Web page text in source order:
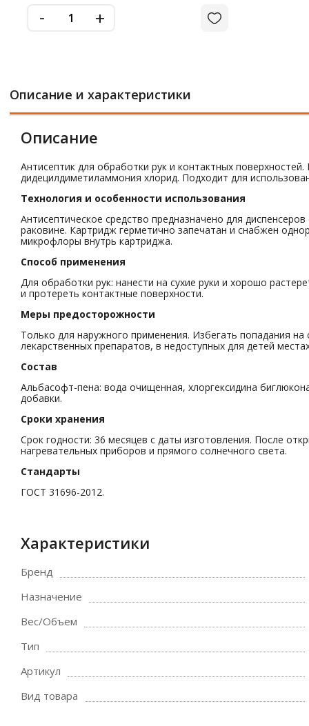
- +
Описание и характеристики
Описание
Антисептик для обработки рук и контактных
дидецилдиметиламмония хлорид. Подходит для
Технология и особенности использования
Антисептическое средство предназначено для
раковине. Картридж герметично запечатан и снабжен
микрофлоры внутрь картриджа.
Способ применения
Для обработки рук: нанести на сухие руки и хорошо
и протереть контактные поверхности.
Меры предосторожности
Только для наружного применения. Избегать попадания
лекарственных препаратов, в недоступных для детей
Состав
Альбасофт-пена: вода очищенная, хлоргексидина
добавки.
Сроки хранения
Срок годности: 36 месяцев с даты изготовления. После
нагревательных приборов и прямого солнечного света.
Стандарты
ГОСТ 31696-2012.
Характеристики
Бренд
Назначение
Вес/Объем
Тип
Артикул
Вид товара